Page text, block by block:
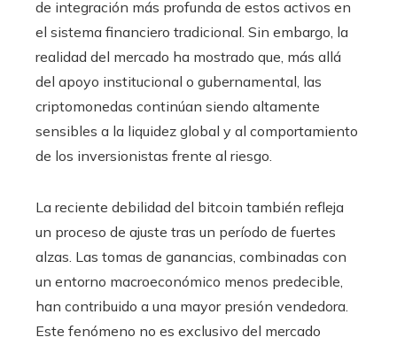
de integración más profunda de estos activos en
el sistema financiero tradicional. Sin embargo, la
realidad del mercado ha mostrado que, más allá
del apoyo institucional o gubernamental, las
criptomonedas continúan siendo altamente
sensibles a la liquidez global y al comportamiento
de los inversionistas frente al riesgo.
La reciente debilidad del bitcoin también refleja
un proceso de ajuste tras un período de fuertes
alzas. Las tomas de ganancias, combinadas con
un entorno macroeconómico menos predecible,
han contribuido a una mayor presión vendedora.
Este fenómeno no es exclusivo del mercado